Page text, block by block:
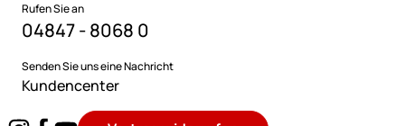
Rufen Sie an
04847 - 8068 0
Senden Sie uns eine Nachricht
Kundencenter